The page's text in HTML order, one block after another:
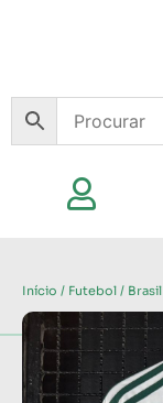
Início / Futebol / Brasil